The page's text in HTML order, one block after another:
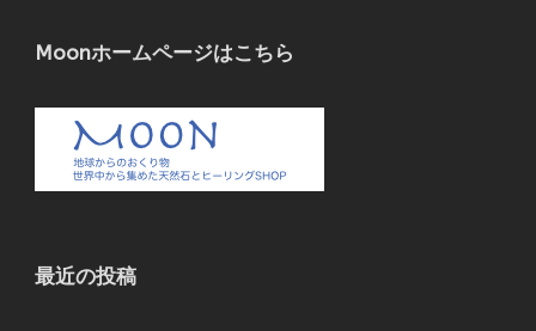
Moonホームページはこちら
最近の投稿